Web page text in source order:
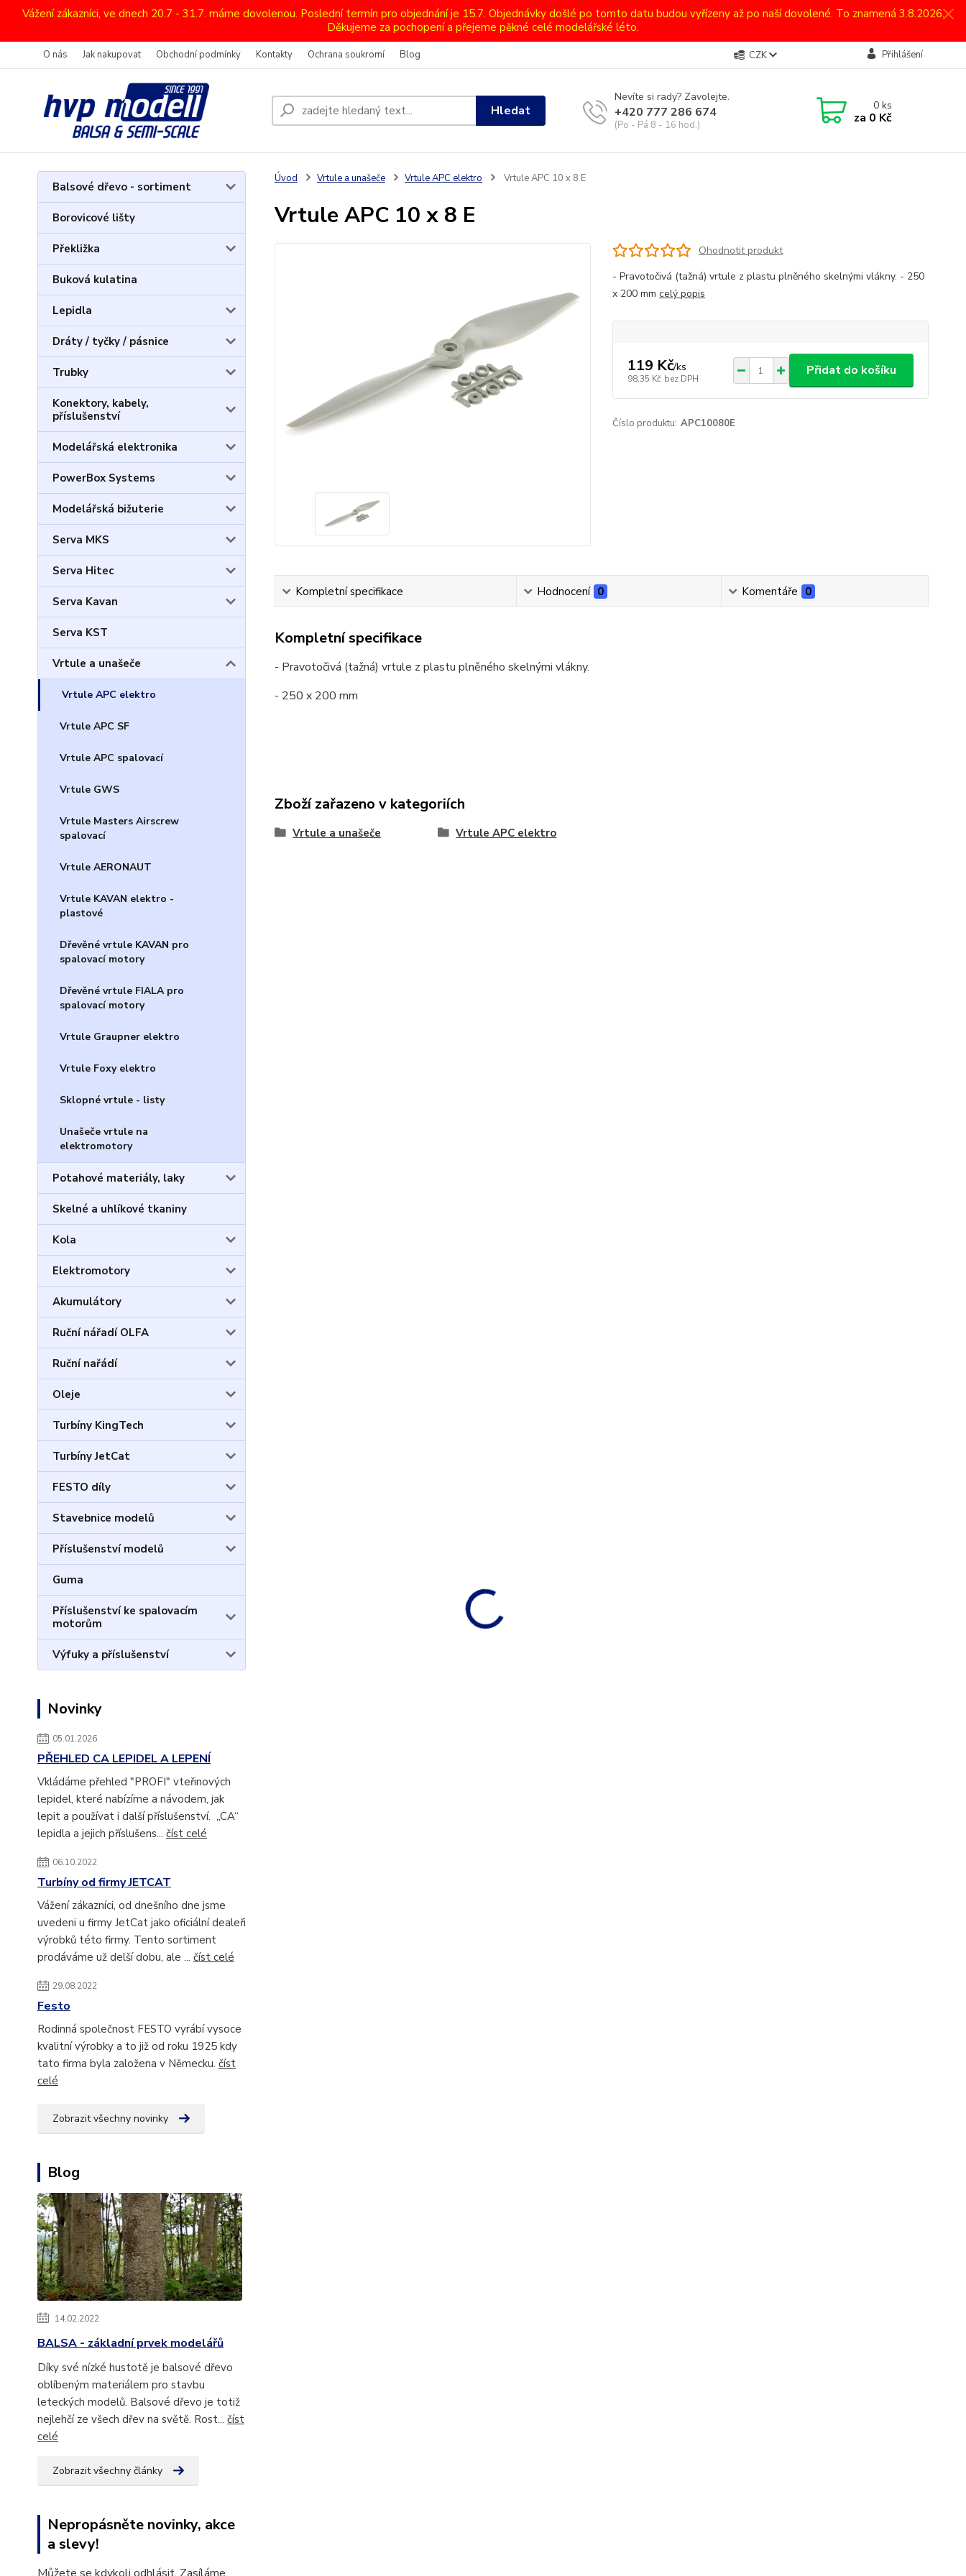
Vážení zákazníci, ve dnech 20.7 - 31.7. máme dovolenou. Poslední termín pro objednání je 15.7. Objednávky došlé po tomto datu budou vyřízeny až po naší dovolené. To znamená 3.8.2026.
Děkujeme za pochopení a přejeme pěkné celé modelářské léto.
O nás Jak nakupovat Obchodní podmínky Kontakty Ochrana soukromí Blog CZK Přihlášení
Hledat
Nevíte si rady? Zavolejte.
+420 777 286 674
(Po - Pá 8 - 16 hod.)
0ks
za 0 Kč
Balsové dřevo - sortiment
Borovicové lišty
Překližka
Buková kulatina
Lepidla
Dráty / tyčky / pásnice
Trubky
Konektory, kabely,
příslušenství
Modelářská elektronika
PowerBox Systems
Modelářská bižuterie
Serva MKS
Serva Hitec
Serva Kavan
Serva KST
Vrtule a unašeče
Vrtule APC elektro
Vrtule APC SF
Vrtule APC spalovací
Vrtule GWS
Vrtule Masters Airscrew
spalovací
Vrtule AERONAUT
Vrtule KAVAN elektro -
plastové
Dřevěné vrtule KAVAN pro
spalovací motory
Dřevěné vrtule FIALA pro
spalovací motory
Vrtule Graupner elektro
Vrtule Foxy elektro
Sklopné vrtule - listy
Unašeče vrtule na
elektromotory
Potahové materiály, laky
Skelné a uhlíkové tkaniny
Kola
Elektromotory
Akumulátory
Ruční nářadí OLFA
Ruční nařádí
Oleje
Turbíny KingTech
Turbíny JetCat
FESTO díly
Stavebnice modelů
Příslušenství modelů
Guma
Příslušenství ke spalovacím
motorům
Výfuky a příslušenství
Novinky
05.01.2026
PŘEHLED CA LEPIDEL A LEPENÍ
Vkládáme přehled "PROFI" vteřinových
lepidel, které nabízíme a návodem, jak
lepit a používat i další příslušenství. „CA“
lepidla a jejich příslušens... číst celé
06.10.2022
Turbíny od firmy JETCAT
Vážení zákazníci, od dnešního dne jsme
uvedeni u firmy JetCat jako oficiální dealeři
výrobků této firmy. Tento sortiment
prodáváme už delší dobu, ale ... číst celé
29.08.2022
Festo
Rodinná společnost FESTO vyrábí vysoce
kvalitní výrobky a to již od roku 1925 kdy
tato firma byla založena v Německu. číst
celé
Zobrazit všechny novinky
Blog
14.02.2022
BALSA - základní prvek modelářů
Díky své nízké hustotě je balsové dřevo
oblíbeným materiálem pro stavbu
leteckých modelů. Balsové dřevo je totiž
nejlehčí ze všech dřev na světě. Rost... číst
celé
Zobrazit všechny články
Nepropásněte novinky, akce
a slevy!
Úvod Vrtule a unašeče Vrtule APC elektro Vrtule APC 10 x 8 E
Vrtule APC 10 x 8 E
Ohodnotit produkt
- Pravotočivá (tažná) vrtule z plastu plněného skelnými vlákny. - 250
x 200 mm celý popis
119 Kč/ks
98,35 Kč bez DPH
Přidat do košíku
Číslo produktu: APC10080E
Kompletní specifikace Hodnocení 0 Komentáře 0
Kompletní specifikace
- Pravotočivá (tažná) vrtule z plastu plněného skelnými vlákny.
- 250 x 200 mm
Zboží zařazeno v kategoriích
Vrtule a unašeče Vrtule APC elektro